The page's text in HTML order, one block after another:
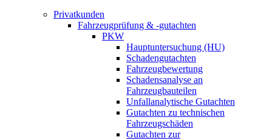
Privatkunden
Fahrzeugprüfung & -gutachten
PKW
Hauptuntersuchung (HU)
Schadengutachten
Fahrzeugbewertung
Schadensanalyse an
Fahrzeugbauteilen
Unfallanalytische Gutachten
Gutachten zu technischen
Fahrzeugschäden
Gutachten zur